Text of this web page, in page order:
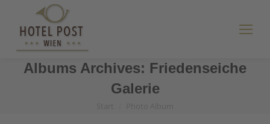
Albums Archives: Friedenseiche
Galerie